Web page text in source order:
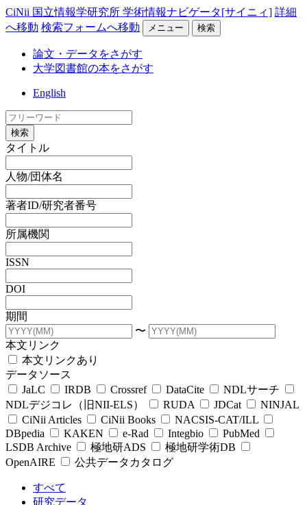
CiNii 国立情報学研究所 学術情報ナビゲータ[サイニィ] 詳細
へ移動 検索フォームへ移動 メニュー 検索
論文・データをさがす
大学図書館の本をさがす
English
検索
タイトル
人物/団体名
著者ID/研究者番号
所属機関
ISSN
DOI
期間
〜
本文リンク
本文リンクあり
データソース
JaLC
IRDB Crossref DataCite
NDLサーチ
NDLデジコレ（旧NII-ELS）
RUDA JDCat
NINJAL
CiNii Articles
CiNii Books
NACSIS-CAT/ILL
DBpedia
KAKEN e-Rad Integbio
PubMed
LSDB Archive
極地研ADS
極地研学術DB
OpenAIRE
公共データカタログ
すべて
研究データ